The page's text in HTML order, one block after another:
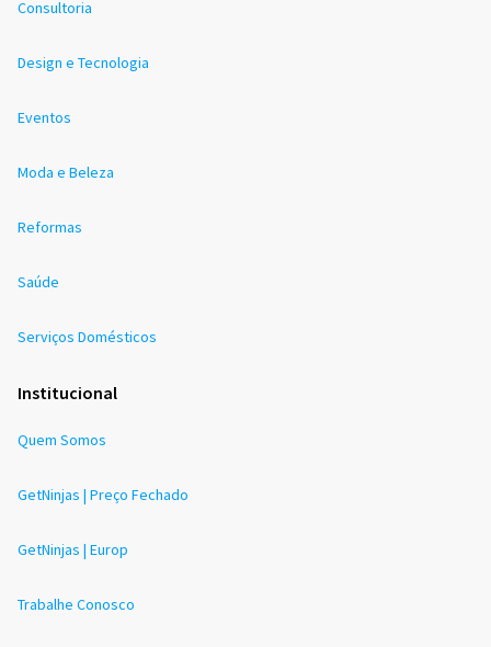
Consultoria
Design e Tecnologia
Eventos
Moda e Beleza
Reformas
Saúde
Serviços Domésticos
Institucional
Quem Somos
GetNinjas | Preço Fechado
GetNinjas | Europ
Trabalhe Conosco